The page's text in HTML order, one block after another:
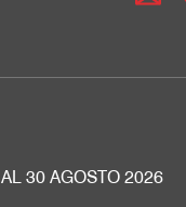
30 AGOSTO 2026